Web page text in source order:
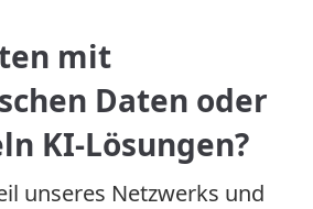
mit
Daten oder
KI-Lösungen?
unseres Netzwerks und